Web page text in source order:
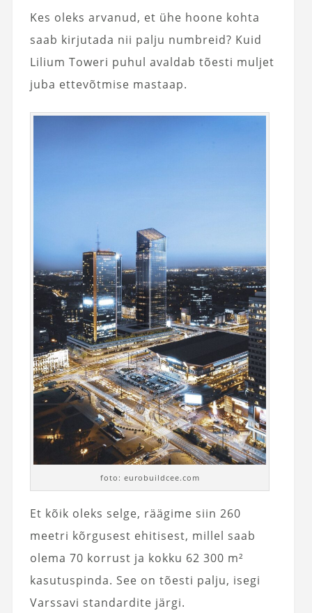
Kes oleks arvanud, et ühe hoone kohta
saab kirjutada nii palju numbreid? Kuid
Lilium Toweri puhul avaldab tõesti muljet
juba ettevõtmise mastaap.
foto: eurobuildcee.com
Et kõik oleks selge, räägime siin 260
meetri kõrgusest ehitisest, millel saab
olema 70 korrust ja kokku 62 300 m²
kasutuspinda. See on tõesti palju, isegi
Varssavi standardite järgi.